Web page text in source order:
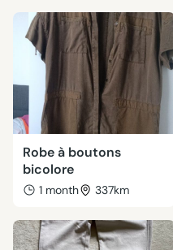
Robe à boutons
bicolore
1 month 337km